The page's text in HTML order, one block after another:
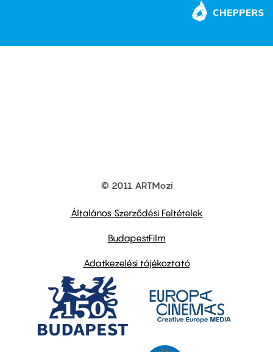
© 2011 ARTMozi
Általános Szerződési Feltételek
BudapestFilm
Adatkezelési tájékoztató